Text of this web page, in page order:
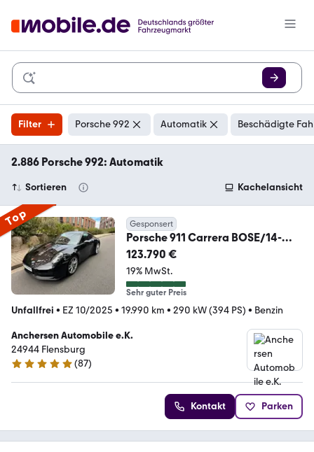
Filter Porsche 992 Automatik Beschädigte
2.886 Porsche 992: Automatik
Sortieren Kachelansicht
Top Gesponsert
Porsche 911 Carrera BOSE/14-
WEGE/SPORTABGAS/PDLS+/360
123.790 €
19% MwSt.
Sehr guter Preis
Unfallfrei • EZ 10/2025 • 19.990 km • 290 kW (394 PS) • Benzin
Anchersen Automobile e.K.
24944 Flensburg
5 Sterne
(87)
Kontakt Parken